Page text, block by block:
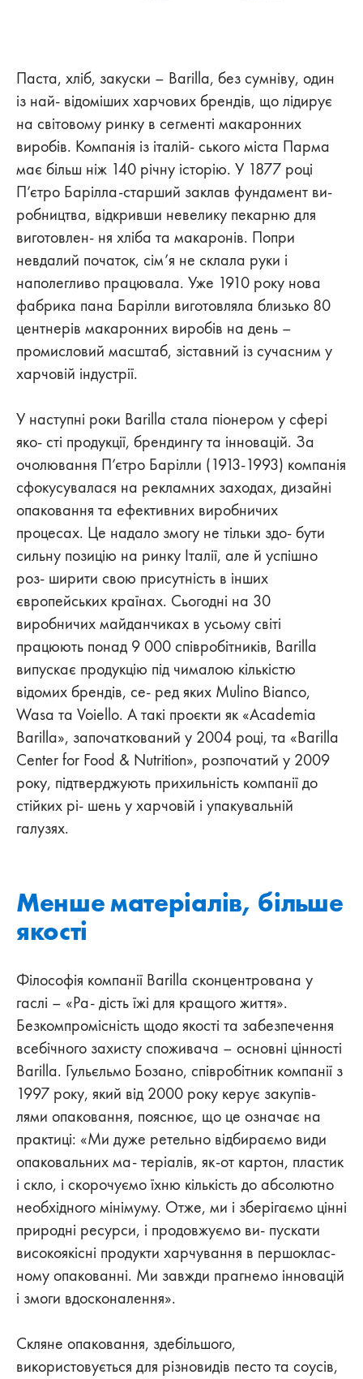
Паста, хліб, закуски – Barilla, без сумніву, один
із най- відоміших харчових брендів, що лідирує
на світовому ринку в сегменті макаронних
виробів. Компанія із італій- ського міста Парма
має більш ніж 140 річну історію. У 1877 році
П’єтро Барілла-старший заклав фундамент ви-
робництва, відкривши невелику пекарню для
виготовлен- ня хліба та макаронів. Попри
невдалий початок, сім’я не склала руки і
наполегливо працювала. Уже 1910 року нова
фабрика пана Барілли виготовляла близько 80
центнерів макаронних виробів на день –
промисловий масштаб, зіставний із сучасним у
харчовій індустрії.
У наступні роки Barilla стала піонером у сфері
яко- сті продукції, брендингу та інновацій. За
очолювання П’єтро Барілли (1913-1993) компанія
сфокусувалася на рекламних заходах, дизайні
опаковання та ефективних виробничих
процесах. Це надало змогу не тільки здо- бути
сильну позицію на ринку Італії, але й успішно
роз- ширити свою присутність в інших
європейських країнах. Сьогодні на 30
виробничих майданчиках в усьому світі
працюють понад 9 000 співробітників, Barilla
випускає продукцію під чималою кількістю
відомих брендів, се- ред яких Mulino Bianco,
Wasa та Voiello. А такі проєкти як «Academia
Barilla», започаткований у 2004 році, та «Barilla
Center for Food & Nutrition», розпочатий у 2009
року, підтверджують прихильність компанії до
стійких рі- шень у харчовій і упакувальній
галузях.
Менше матеріалів, більше
якості
Філософія компанії Barilla сконцентрована у
гаслі – «Ра- дість їжі для кращого життя».
Безкомпромісність щодо якості та забезпечення
всебічного захисту споживача – основні цінності
Barilla. Гульєльмо Бозано, співробітник компанії з
1997 року, який від 2000 року керує закупів-
лями опаковання, пояснює, що це означає на
практиці: «Ми дуже ретельно відбираємо види
опаковальних ма- теріалів, як-от картон, пластик
і скло, і скорочуємо їхню кількість до абсолютно
необхідного мінімуму. Отже, ми і зберігаємо цінні
природні ресурси, і продовжуємо ви- пускати
високоякісні продукти харчування в першоклас-
ному опакованні. Ми завжди прагнемо інновацій
і змоги вдосконалення».
Скляне опаковання, здебільшого,
використовується для різновидів песто та соусів,